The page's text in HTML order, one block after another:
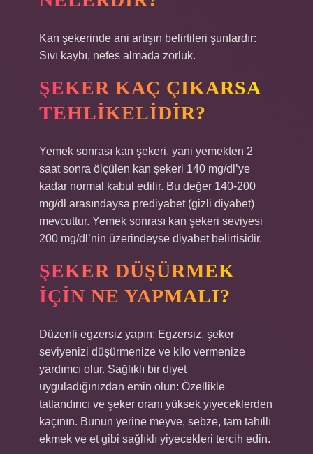
Kan şekerinde ani artışın belirtileri şunlardır:
Sıvı kaybı, nefes almada zorluk.
ŞEKER KAÇ ÇIKARSA
TEHLIKELIDIR?
Yemek sonrası kan şekeri, yani yemekten 2
saat sonra ölçülen kan şekeri 140 mg/dl’ye
kadar normal kabul edilir. Bu değer 140-200
mg/dl arasındaysa prediyabet (gizli diyabet)
mevcuttur. Yemek sonrası kan şekeri seviyesi
200 mg/dl’nin üzerindeyse diyabet belirtisidir.
ŞEKER DÜŞÜRMEK
IÇIN NE YAPMALI?
Düzenli egzersiz yapın: Egzersiz, şeker
seviyenizi düşürmenize ve kilo vermenize
yardımcı olur. Sağlıklı bir diyet
uyguladığınızdan emin olun: Özellikle
tatlandırıcı ve şeker oranı yüksek yiyeceklerden
kaçının. Bunun yerine meyve, sebze, tam tahıllı
ekmek ve et gibi sağlıklı yiyecekleri tercih edin.